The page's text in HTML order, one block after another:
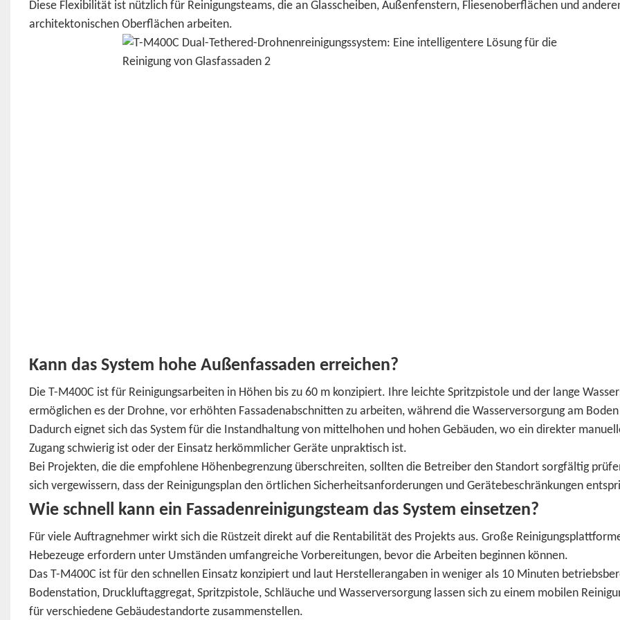
Diese Flexibilität ist nützlich für Reinigungsteams, die an Glasscheiben, Außenfenstern, Fliesenoberflächen und
architektonischen Oberflächen arbeiten.
Kann das System hohe Außenfassaden erreichen?
Die T-M400C ist für Reinigungsarbeiten in Höhen bis zu 60 m konzipiert. Ihre leichte Spritzpistole und der lange
ermöglichen es der Drohne, vor erhöhten Fassadenabschnitten zu arbeiten, während die Wasserversorgung am
Dadurch eignet sich das System für die Instandhaltung von mittelhohen und hohen Gebäuden, wo ein direkter
Zugang schwierig ist oder der Einsatz herkömmlicher Geräte unpraktisch ist.
Bei Projekten, die die empfohlene Höhenbegrenzung überschreiten, sollten die Betreiber den Standort sorgfältig
sich vergewissern, dass der Reinigungsplan den örtlichen Sicherheitsanforderungen und Gerätebeschränkungen
Wie schnell kann ein Fassadenreinigungsteam das System einsetzen?
Für viele Auftragnehmer wirkt sich die Rüstzeit direkt auf die Rentabilität des Projekts aus. Große
Hebezeuge erfordern unter Umständen umfangreiche Vorbereitungen, bevor die Arbeiten beginnen können.
Das T-M400C ist für den schnellen Einsatz konzipiert und laut Herstellerangaben in weniger als 10 Minuten
Bodenstation, Druckluftaggregat, Spritzpistole, Schläuche und Wasserversorgung lassen sich zu einem mobilen
für verschiedene Gebäudestandorte zusammenstellen.